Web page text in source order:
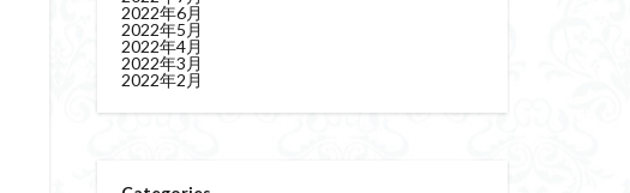
2022年6月
2022年5月
2022年4月
2022年3月
2022年2月